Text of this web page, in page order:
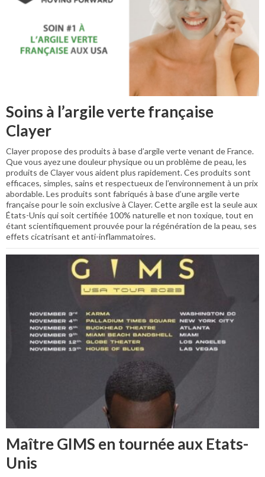
Soins à l’argile verte française
Clayer
Clayer propose des produits à base d’argile verte venant de France.
Que vous ayez une douleur physique ou un problème de peau, les
produits de Clayer vous aident plus rapidement. Ces produits sont
efficaces, simples, sains et respectueux de l’environnement à un prix
abordable. Les produits sont fabriqués à base d’une argile verte
française pour le soin exclusive à Clayer. Cette argile est la seule aux
États-Unis qui soit certifiée 100% naturelle et non toxique, tout en
étant scientifiquement prouvée pour la régénération de la peau, ses
effets cicatrisant et anti-inflammatoires.
Maître GIMS en tournée aux Etats-
Unis